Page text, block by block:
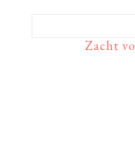
Zacht